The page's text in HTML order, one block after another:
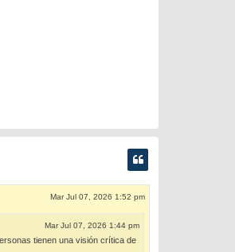
Mar Jul 07, 2026 1:52 pm
Mar Jul 07, 2026 1:44 pm
tienen una visión crítica de